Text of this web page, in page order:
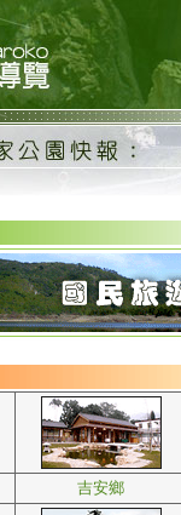
吉安鄉